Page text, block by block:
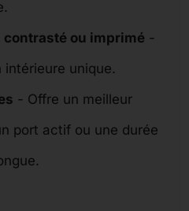
contrasté ou imprimé -
unique.
- Offre un meilleur
port actif ou une durée